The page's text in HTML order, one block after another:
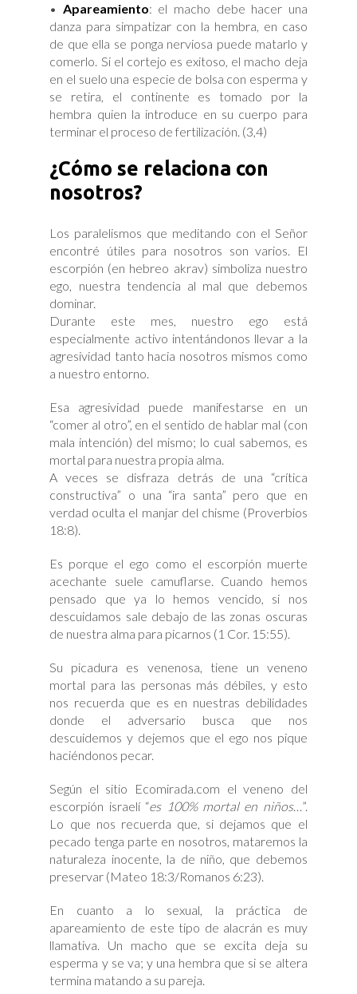
• Apareamiento: el macho debe hacer una
danza para simpatizar con la hembra, en caso
de que ella se ponga nerviosa puede matarlo y
comerlo. Si el cortejo es exitoso, el macho deja
en el suelo una especie de bolsa con esperma y
se retira, el continente es tomado por la
hembra quien la introduce en su cuerpo para
terminar el proceso de fertilización. (3,4)
¿Cómo se relaciona con
nosotros?
Los paralelismos que meditando con el Señor
encontré útiles para nosotros son varios. El
escorpión (en hebreo akrav) simboliza nuestro
ego, nuestra tendencia al mal que debemos
dominar.
Durante este mes, nuestro ego está
especialmente activo intentándonos llevar a la
agresividad tanto hacia nosotros mismos como
a nuestro entorno.
Esa agresividad puede manifestarse en un
“comer al otro”, en el sentido de hablar mal (con
mala intención) del mismo; lo cual sabemos, es
mortal para nuestra propia alma.
A veces se disfraza detrás de una “crítica
constructiva” o una “ira santa” pero que en
verdad oculta el manjar del chisme (Proverbios
18:8).
Es porque el ego como el escorpión muerte
acechante suele camuflarse. Cuando hemos
pensado que ya lo hemos vencido, si nos
descuidamos sale debajo de las zonas oscuras
de nuestra alma para picarnos (1 Cor. 15:55).
Su picadura es venenosa, tiene un veneno
mortal para las personas más débiles, y esto
nos recuerda que es en nuestras debilidades
donde el adversario busca que nos
descuidemos y dejemos que el ego nos pique
haciéndonos pecar.
Según el sitio Ecomirada.com el veneno del
escorpión israelí “es 100% mortal en niños…”.
Lo que nos recuerda que, si dejamos que el
pecado tenga parte en nosotros, mataremos la
naturaleza inocente, la de niño, que debemos
preservar (Mateo 18:3/Romanos 6:23).
En cuanto a lo sexual, la práctica de
apareamiento de este tipo de alacrán es muy
llamativa. Un macho que se excita deja su
esperma y se va; y una hembra que si se altera
termina matando a su pareja.